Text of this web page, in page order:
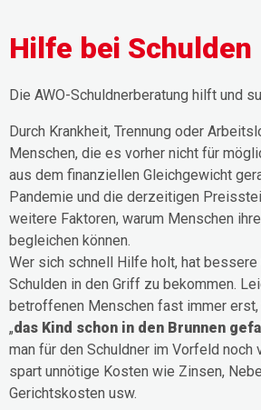
Hilfe bei Schulden
Die AWO-Schuldnerberatung hilft und
Durch Krankheit, Trennung oder
Menschen, die es vorher nicht für
aus dem finanziellen Gleichgewicht
Pandemie und die derzeitigen
weitere Faktoren, warum Menschen
begleichen können.
Wer sich schnell Hilfe holt, hat bessere
Schulden in den Griff zu bekommen.
betroffenen Menschen fast immer
„das Kind schon in den Brunnen
man für den Schuldner im Vorfeld noch
spart unnötige Kosten wie Zinsen,
Gerichtskosten usw.